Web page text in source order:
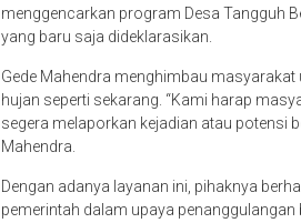
menggencarkan program Desa Tangguh
yang baru saja dideklarasikan.
Gede Mahendra menghimbau
hujan seperti sekarang. “Kami harap
segera melaporkan kejadian atau potensi
Mahendra.
Dengan adanya layanan ini, pihaknya
pemerintah dalam upaya